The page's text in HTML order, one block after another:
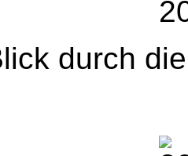
durch